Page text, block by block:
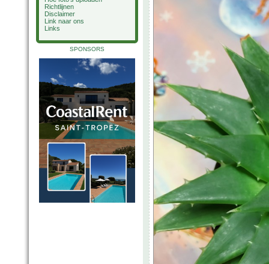
Richtlijnen
Disclaimer
Link naar ons
Links
SPONSORS